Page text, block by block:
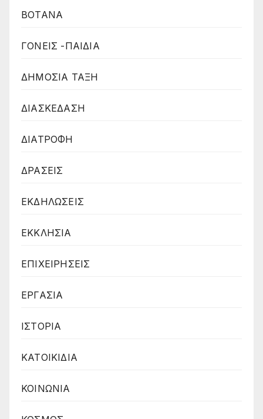
ΒΟΤΑΝΑ
ΓΟΝΕΙΣ -ΠΑΙΔΙΑ
ΔΗΜΟΣΙΑ ΤΑΞΗ
ΔΙΑΣΚΕΔΑΣΗ
ΔΙΑΤΡΟΦΗ
ΔΡΑΣΕΙΣ
ΕΚΔΗΛΩΣΕΙΣ
ΕΚΚΛΗΣΙΑ
ΕΠΙΧΕΙΡΗΣΕΙΣ
ΕΡΓΑΣΙΑ
ΙΣΤΟΡΙΑ
ΚΑΤΟΙΚΙΔΙΑ
ΚΟΙΝΩΝΙΑ